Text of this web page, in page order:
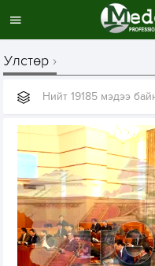
Улстөр
Нийт 19185 мэдээ